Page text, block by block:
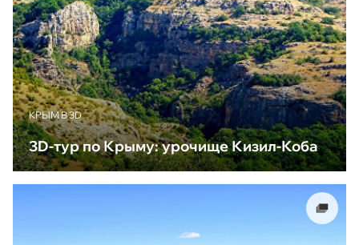
КРЫМ В 3D
3D-тур по Крыму: урочище Кизил-Коба